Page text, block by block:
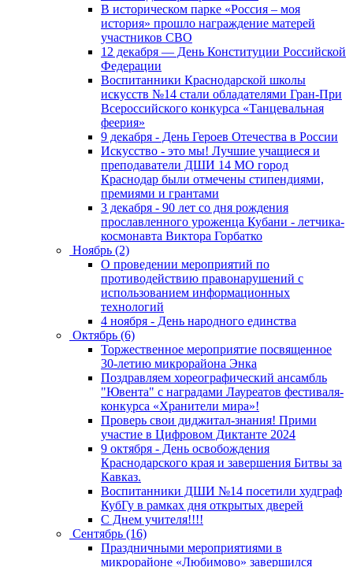
В историческом парке «Россия – моя
история» прошло награждение матерей
участников СВО
12 декабря — День Конституции Российской
Федерации
Воспитанники Краснодарской школы
искусств №14 стали обладателями Гран-При
Всероссийского конкурса «Танцевальная
феерия»
9 декабря - День Героев Отечества в России
Искусство - это мы! Лучшие учащиеся и
преподаватели ДШИ 14 МО город
Краснодар были отмечены стипендиями,
премиями и грантами
3 декабря - 90 лет со дня рождения
прославленного уроженца Кубани - летчика-
космонавта Виктора Горбатко
Ноябрь (2)
О проведении мероприятий по
противодействию правонарушений с
использованием информационных
технологий
4 ноября - День народного единства
Октябрь (6)
Торжественное мероприятие посвященное
30-летию микрорайона Энка
Поздравляем хореографический ансамбль
"Ювента" с наградами Лауреатов фестиваля-
конкурса «Хранители мира»!
Проверь свои диджитал-знания! Прими
участие в Цифровом Диктанте 2024
9 октября - День освобождения
Краснодарского края и завершения Битвы за
Кавказ.
Воспитанники ДШИ №14 посетили худграф
КубГу в рамках дня открытых дверей
С Днем учителя!!!!
Сентябрь (16)
Праздничными мероприятиями в
микрорайоне «Любимово» завершился